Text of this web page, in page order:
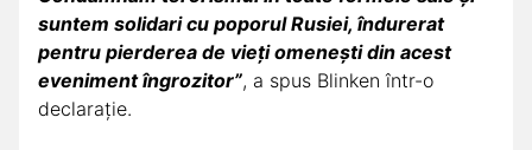
suntem solidari cu poporul Rusiei, îndurerat
pentru pierderea de vieți omenești din acest
eveniment îngrozitor”, a spus Blinken într-o
declarație.